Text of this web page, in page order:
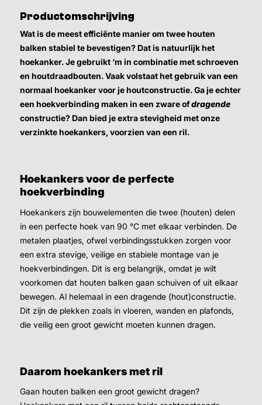
Productomschrijving
Wat is de meest efficiënte manier om twee houten
balken stabiel te bevestigen? Dat is natuurlijk het
hoekanker. Je gebruikt ‘m in combinatie met schroeven
en houtdraadbouten. Vaak volstaat het gebruik van een
normaal hoekanker voor je houtconstructie. Ga je echter
een hoekverbinding maken in een zware ofdragende
constructie? Dan bied je extra stevigheid met onze
verzinkte hoekankers, voorzien van een ril.
Hoekankers voor de perfecte
hoekverbinding
Hoekankers zijn bouwelementen die twee (houten) delen
in een perfecte hoek van 90 °C met elkaar verbinden. De
metalen plaatjes, ofwel verbindingsstukken zorgen voor
een extra stevige, veilige en stabiele montage van je
hoekverbindingen. Dit is erg belangrijk, omdat je wilt
voorkomen dat houten balken gaan schuiven of uit elkaar
bewegen. Al helemaal in een dragende (hout)constructie.
Dit zijn de plekken zoals in vloeren, wanden en plafonds,
die veilig een groot gewicht moeten kunnen dragen.
Daarom hoekankers met ril
Gaan houten balken een groot gewicht dragen?